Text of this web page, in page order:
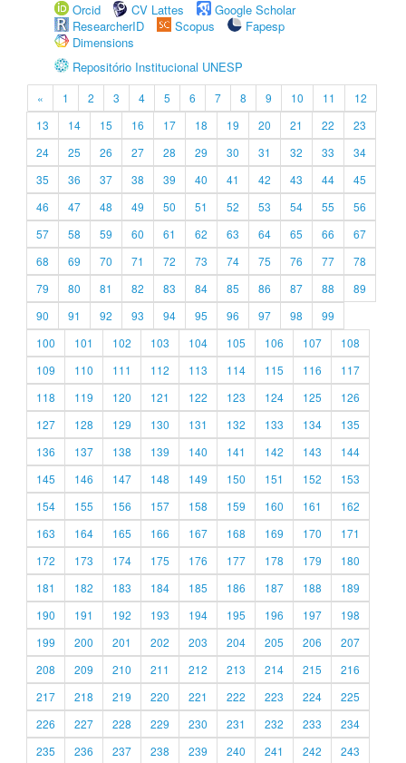
Orcid
CV Lattes
Google Scholar
ResearcherID
Scopus
Fapesp
Dimensions
Repositório Institucional UNESP
« 1 2 3 4 5 6 7 8 9 10 11
12
13
14 15 16 17 18 19 20 21 22
23
24
25 26 27 28 29 30 31 32 33
34
35
36 37 38 39 40 41 42 43 44
45
46
47 48 49 50 51 52 53 54 55
56
57
58 59 60 61 62 63 64 65 66
67
68
69 70 71 72 73 74 75 76 77
78
79
80 81 82 83 84 85 86 87 88
89
90
91 92 93 94 95 96 97 98
99
100
101 102 103 104 105 106 107
108
109
110 111 112 113 114 115 116
117
118
119 120 121 122 123 124 125
126
127
128 129 130 131 132 133 134
135
136
137 138 139 140 141 142 143
144
145
146 147 148 149 150 151 152
153
154
155 156 157 158 159 160 161
162
163
164 165 166 167 168 169 170
171
172
173 174 175 176 177 178 179
180
181
182 183 184 185 186 187 188
189
190
191 192 193 194 195 196 197
198
199
200 201 202 203 204 205 206
207
208
209 210 211 212 213 214 215
216
217
218 219 220 221 222 223 224
225
226
227 228 229 230 231 232 233
234
235
236 237 238 239 240 241 242 243